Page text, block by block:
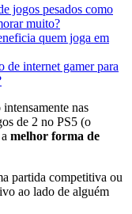
jogos pesados como
muito?
quem joga em
de internet gamer para
nas
de 2 no PS5 (o
melhor forma de
partida competitiva ou
ao lado de alguém